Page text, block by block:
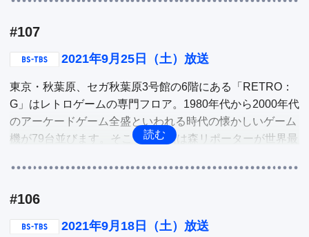
100銘柄以上ものクラフトビールが楽しめます。そこでシ
掘り。
江戸切子を揃え、実際に手に取って見ることができます。
中でも、新しい作品のワイングラスやロックグラスが人気
の商品。ワンランク上のおうち時間のお供に江戸切子をご
紹介。
座の小料理をカジュアルに」をコンセプトに、ラグジュア
「ローストビーフ」を販売しています。自宅の食卓に如何
#107
2021年9月25日（土）放送
東京・秋葉原、セガ秋葉原3号館の6階にある「RETRO：
G」はレトロゲームの専門フロア。1980年代から2000年代
のアーケードゲーム全盛といわれる時代の懐かしいゲーム
機が79台並びます。そこで、今回は森リポーターが世界最
レンジ。
東京・銀座、東急プラザ6階に今年7月にオープンした「Z
UKAN MUSEUM」は累計発行部数約1200万部を超える
#106
2021年9月18日（土）放送